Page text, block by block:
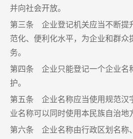
并向社会开放。
第三条 企业登记机关应当不断提
范化、便利化水平，为企业和群众
务。
第四条 企业只能登记一个企业名
护。
第五条 企业名称应当使用规范汉
业名称可以同时使用本民族自治地
第六条 企业名称由行政区划名称